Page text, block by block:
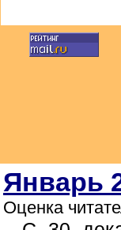
Январь
Оценка